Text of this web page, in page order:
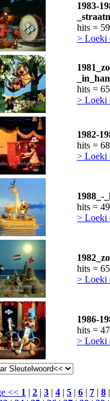
1983-
hits =
> Loeki
hits =
> Loeki
1982-
hits =
> Loeki
1988_-
hits =
> Loeki
hits =
> Loeki
1986-
hits =
> Loeki
<< 1 | 2 | 3 | 4 | 5 | 6 | 7 | 8